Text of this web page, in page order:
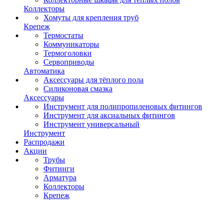
Коллекторы
Хомуты для крепления труб
Крепеж
Термостаты
Коммуникаторы
Термоголовки
Сервоприводы
Автоматика
Аксессуары для тёплого пола
Силиконовая смазка
Аксессуары
Инструмент для полипропиленовых фитингов
Инструмент для аксиальных фитингов
Инструмент универсальный
Инструмент
Распродажи
Акции
Трубы
Фитинги
Арматура
Коллекторы
Крепеж